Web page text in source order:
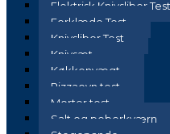
Elektrisk Knivsliber Test
Forklæde Test
Knivsliber Test
Knivsæt
Køkkenvægt
Pizzaovn test
Morter test
Salt og peberkværn